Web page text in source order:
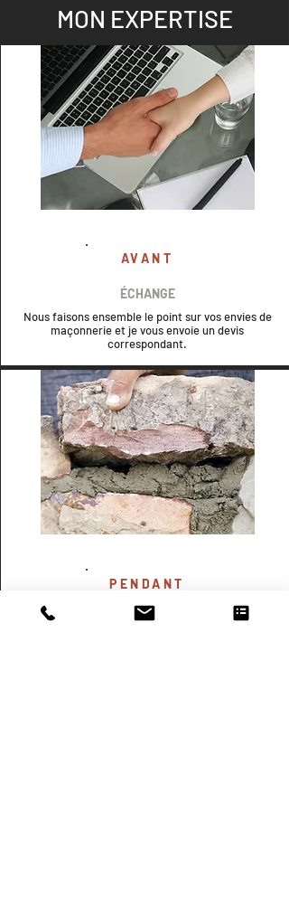
MON EXPERTISE
AVANT
ÉCHANGE
Nous faisons ensemble le point sur vos envies de
maçonnerie et je vous envoie un devis
correspondant.
PENDANT
RÉALISATION